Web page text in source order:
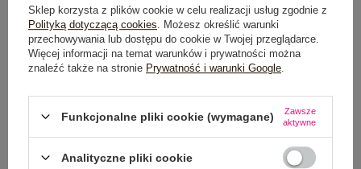
GŁÓWNE PARAMETRY
OPINIE O PRODUKCIE (0)
Sklep korzysta z plików cookie w celu realizacji usług zgodnie z
Polityką dotyczącą cookies . Możesz określić warunki
przechowywania lub dostępu do cookie w Twojej przeglądarce.
Więcej informacji na temat warunków i prywatności można
znaleźć także na stronie Prywatność i warunki Google
Funkcjonalne pliki cookie (wymagane)
Zawsze
aktywne
Analityczne pliki cookie